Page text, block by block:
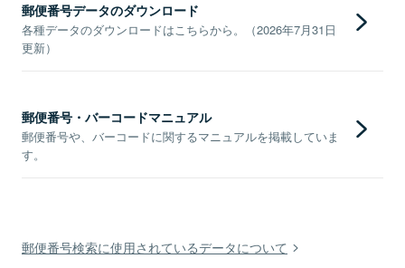
郵便番号データのダウンロード
各種データのダウンロードはこちらから。（2026年7月31日
更新）
郵便番号・バーコードマニュアル
郵便番号や、バーコードに関するマニュアルを掲載していま
す。
郵便番号検索に使用されているデータについて